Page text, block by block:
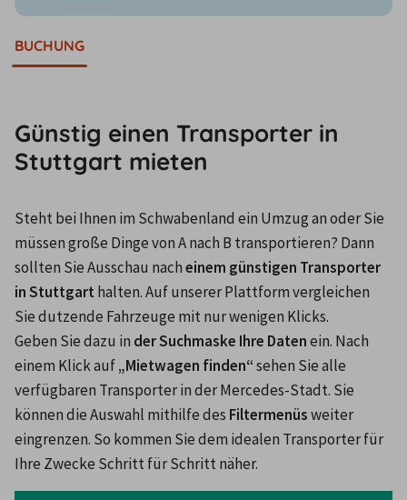
BUCHUNG
Günstig einen Transporter in
Stuttgart mieten
Steht bei Ihnen im Schwabenland ein Umzug an oder Sie
müssen große Dinge von A nach B transportieren? Dann
sollten Sie Ausschau nach einem günstigen Transporter
in Stuttgart halten. Auf unserer Plattform vergleichen
Sie dutzende Fahrzeuge mit nur wenigen Klicks.
Geben Sie dazu in der Suchmaske Ihre Daten ein. Nach
einem Klick auf „Mietwagen finden“ sehen Sie alle
verfügbaren Transporter in der Mercedes-Stadt. Sie
können die Auswahl mithilfe des Filtermenüs weiter
eingrenzen. So kommen Sie dem idealen Transporter für
Ihre Zwecke Schritt für Schritt näher.